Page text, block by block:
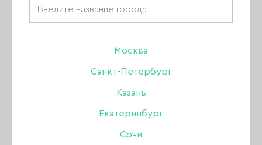
Москва
Санкт-Петербург
Казань
Екатеринбург
Сочи
Новости
Режим работы в День народного единства - 4 ноября
Режим работы в
День народного
единства - 4